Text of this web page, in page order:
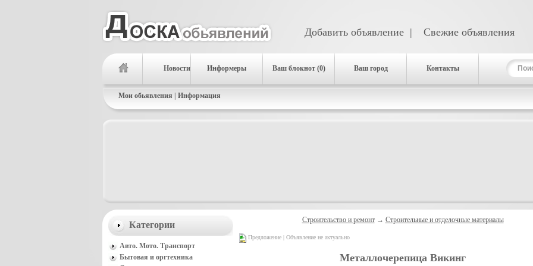
Добавить объявление| Свежие объявления
Новости Информеры Ваш блокнот (0) Ваш город Контакты
Мои обьявления Информация
Строительство и ремонт→ Строительные и отделочные материалы
Предложение | Объявление не актуально
Металлочерепица Викинг
Категории
Авто. Мото. Транспорт
Бытовая и оргтехника